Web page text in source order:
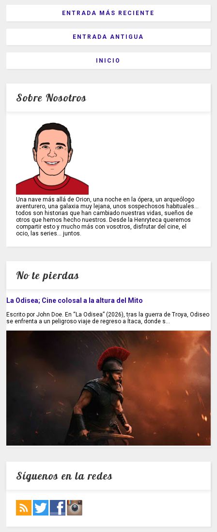
ENTRADA MÁS RECIENTE
ENTRADA ANTIGUA
INICIO
Sobre Nosotros
Una nave más allá de Orion, una noche en la ópera, un arqueólogo
aventurero, una galaxia muy lejana, unos sospechosos habituales...
todos son historias que han cambiado nuestras vidas, sueños de
otros que hemos hecho nuestros. Desde la Henryteca queremos
compartir esto y mucho más con vosotros, disfrutar del cine, el
ocio, las series... juntos.
No te pierdas
La Odisea; Cine colosal a la altura del Mito
Escrito por John Doe. En “La Odisea” (2026), tras la guerra de Troya, Odiseo
se enfrenta a un peligroso viaje de regreso a Ítaca, donde s...
Síguenos en la redes